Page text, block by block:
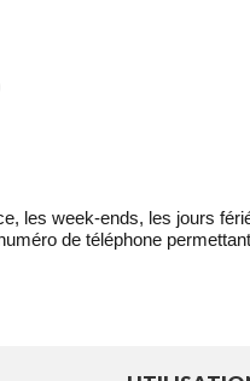
les week-ends, les jours
de téléphone